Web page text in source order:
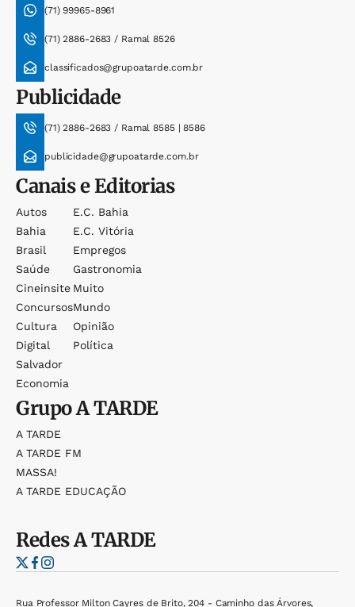
(71) 99965-8961
(71) 2886-2683 / Ramal 8526
classificados@grupoatarde.com.br
Publicidade
(71) 2886-2683 / Ramal 8585 | 8586
publicidade@grupoatarde.com.br
Canais e Editorias
Autos
Bahia
Brasil
Saúde
Cineinsite
Concursos
Cultura
Digital
Salvador
Economia
E.c. Bahia
E.c. Vitória
Empregos
Gastronomia
Muito
Mundo
Opinião
Política
GrupoA TARDE
A TARDE
A TARDE FM
MASSA!
A TARDE EDUCAÇÃO
RedesA TARDE
Rua Professor Milton Cayres de Brito, 204 - Caminho das Árvores,